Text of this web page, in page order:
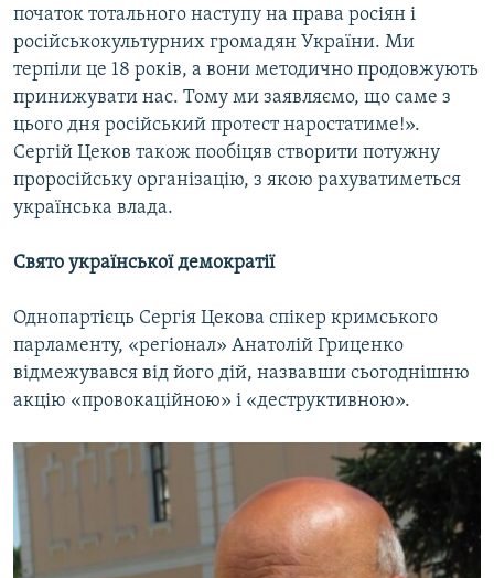
початок тотального наступу на права росіян і
російськокультурних громадян України. Ми
терпіли це 18 років, а вони методично продовжують
принижувати нас. Тому ми заявляємо, що саме з
цього дня російський протест наростатиме!».
Сергій Цеков також пообіцяв створити потужну
проросійську організацію, з якою рахуватиметься
українська влада.
Свято української демократії
Однопартієць Сергія Цекова спікер кримського
парламенту, «регіонал» Анатолій Гриценко
відмежувався від його дій, назвавши сьогоднішню
акцію «провокаційною» і «деструктивною».